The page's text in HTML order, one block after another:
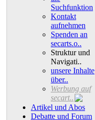
Suchfunktion
Kontakt
aufnehmen
Spenden an
secarts.o..
Struktur und
Navigati..
unsere Inhalte
über..
Werbung auf
secart..
Artikel und Abos
Debatte und Forum